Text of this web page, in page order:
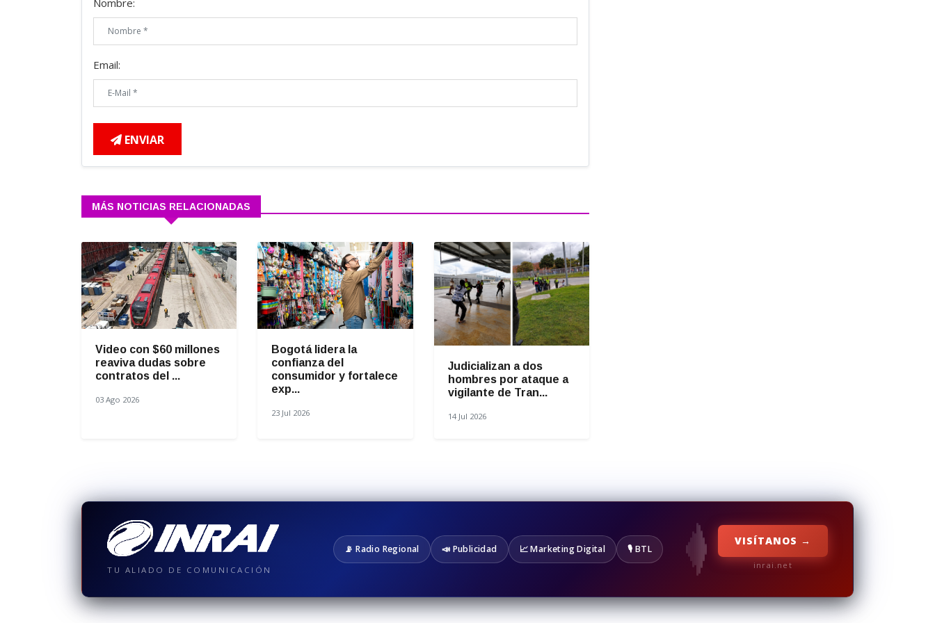
Email:
ENVIAR
MÁS NOTICIAS RELACIONADAS
Video con $60 millones
reaviva dudas sobre
contratos del ...
03 Ago 2026
Bogotá lidera la
confianza del
consumidor y fortalece
exp...
23 Jul 2026
Judicializan a dos
hombres por ataque a
vigilante de Tran...
14 Jul 2026
TU ALIADO DE COMUNICACIÓN
📡 Radio Regional 📣 Publicidad 📈 Marketing Digital 🎙️ BTL
VISÍTANOS →
inrai.net